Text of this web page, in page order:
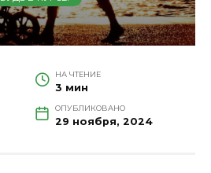
НА ЧТЕНИЕ
3 мин
ОПУБЛИКОВАНО
29 ноября, 2024